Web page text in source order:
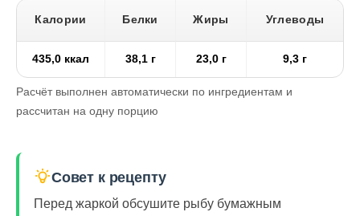
Калории Белки Жиры Углеводы
435,0 ккал 38,1 г 23,0 г 9,3 г
Расчёт выполнен автоматически по ингредиентам и
рассчитан на одну порцию
Совет к рецепту
Перед жаркой обсушите рыбу бумажным